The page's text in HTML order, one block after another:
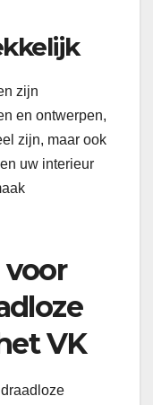
zijn
en ontwerpen,
zijn, maar ook
uw interieur
VK